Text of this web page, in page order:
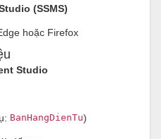
(SSMS)
hoặc Firefox
Studio
BanHangDienTu)